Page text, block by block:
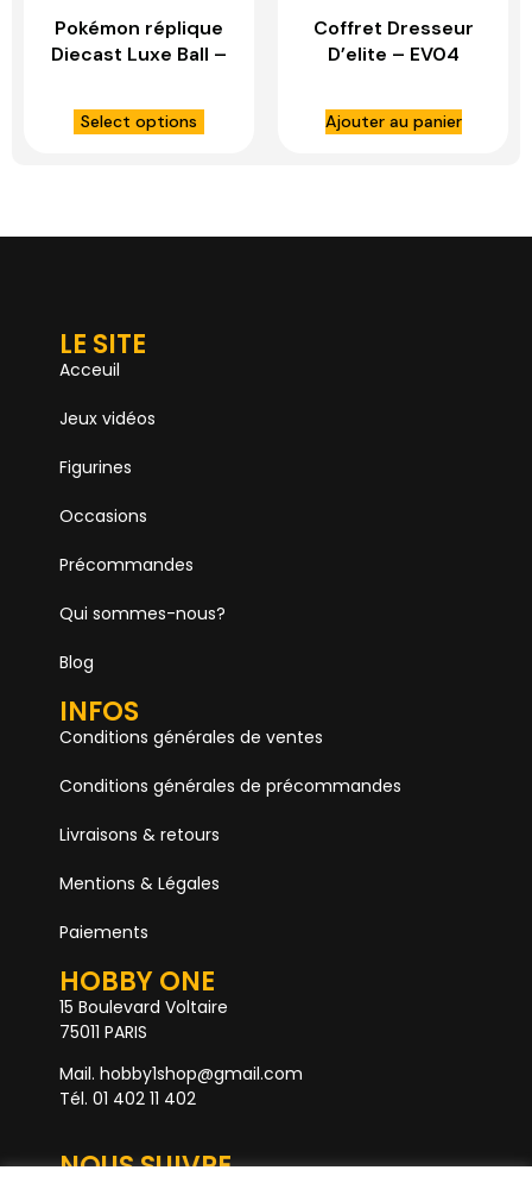
Pokémon réplique
Diecast Luxe Ball –
Select options
Coffret Dresseur
D’elite – EV04
Rugit Lune
Ajouter au panier
LE SITE
Acceuil
Jeux vidéos
Figurines
Occasions
Précommandes
Qui sommes-nous?
Blog
INFOS
Conditions générales de ventes
Conditions générales de précommandes
Livraisons & retours
Mentions & Légales
Paiements
HOBBY ONE
15 Boulevard Voltaire
75011 PARIS
Mail. hobby1shop@gmail.com
Tél. 01 402 11 402
NOUS SUIVRE